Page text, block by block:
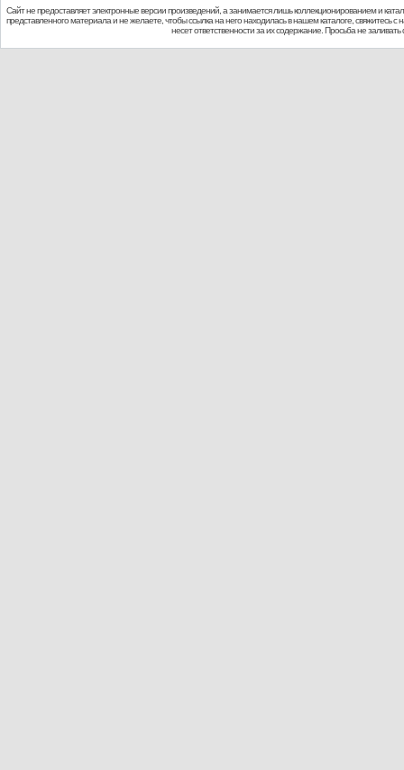
Сайт не предоставляет электронные версии произведений, а занимается лишь коллекционированием и
представленного материала и не желаете, чтобы ссылка на него находилась в нашем каталоге,
несет ответственности за их содержание. Просьба не